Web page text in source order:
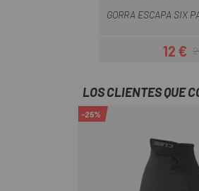
GORRA ESCAPA SIX
12 €
LOS CLIENTES QUE
-25%